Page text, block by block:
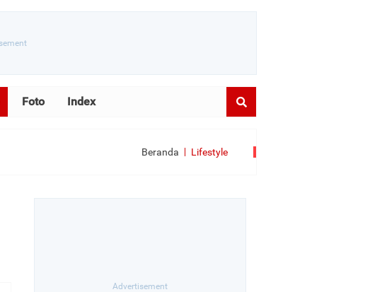
Foto Index
Beranda Lifestyle